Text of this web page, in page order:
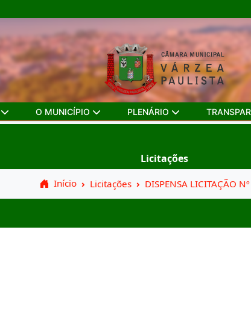
O MUNICÍPIO PLENÁRIO
Licitações
Início Licitações DISPENSA LICITAÇÃO